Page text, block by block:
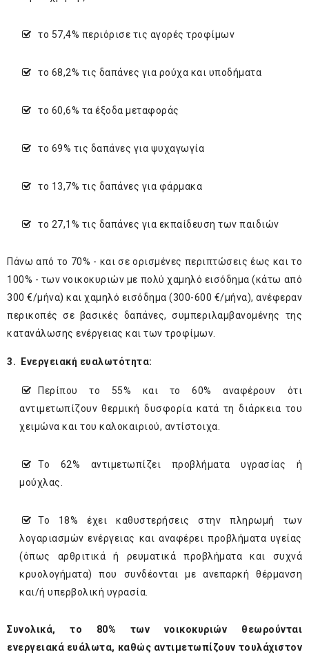
το 57,4% περιόρισε τις αγορές τροφίμων
το 68,2% τις δαπάνες για ρούχα και υποδήματα
το 60,6% τα έξοδα μεταφοράς
το 69% τις δαπάνες για ψυχαγωγία
το 13,7% τις δαπάνες για φάρμακα
το 27,1% τις δαπάνες για εκπαίδευση των παιδιών
Πάνω από το 70% - και σε ορισμένες περιπτώσεις έως και το
100% - των νοικοκυριών με πολύ χαμηλό εισόδημα (κάτω από
300 €/μήνα) και χαμηλό εισόδημα (300-600 €/μήνα), ανέφεραν
περικοπές σε βασικές δαπάνες, συμπεριλαμβανομένης της
κατανάλωσης ενέργειας και των τροφίμων.
3. Ενεργειακή ευαλωτότητα:
Περίπου το 55% και το 60% αναφέρουν ότι
αντιμετωπίζουν θερμική δυσφορία κατά τη διάρκεια του
χειμώνα και του καλοκαιριού, αντίστοιχα.
Το 62% αντιμετωπίζει προβλήματα υγρασίας ή
μούχλας.
Το 18% έχει καθυστερήσεις στην πληρωμή των
λογαριασμών ενέργειας και αναφέρει προβλήματα υγείας
(όπως αρθριτικά ή ρευματικά προβλήματα και συχνά
κρυολογήματα) που συνδέονται με ανεπαρκή θέρμανση
και/ή υπερβολική υγρασία.
Συνολικά, το 80% των νοικοκυριών θεωρούνται
ενεργειακά ευάλωτα, καθώς αντιμετωπίζουν τουλάχιστον